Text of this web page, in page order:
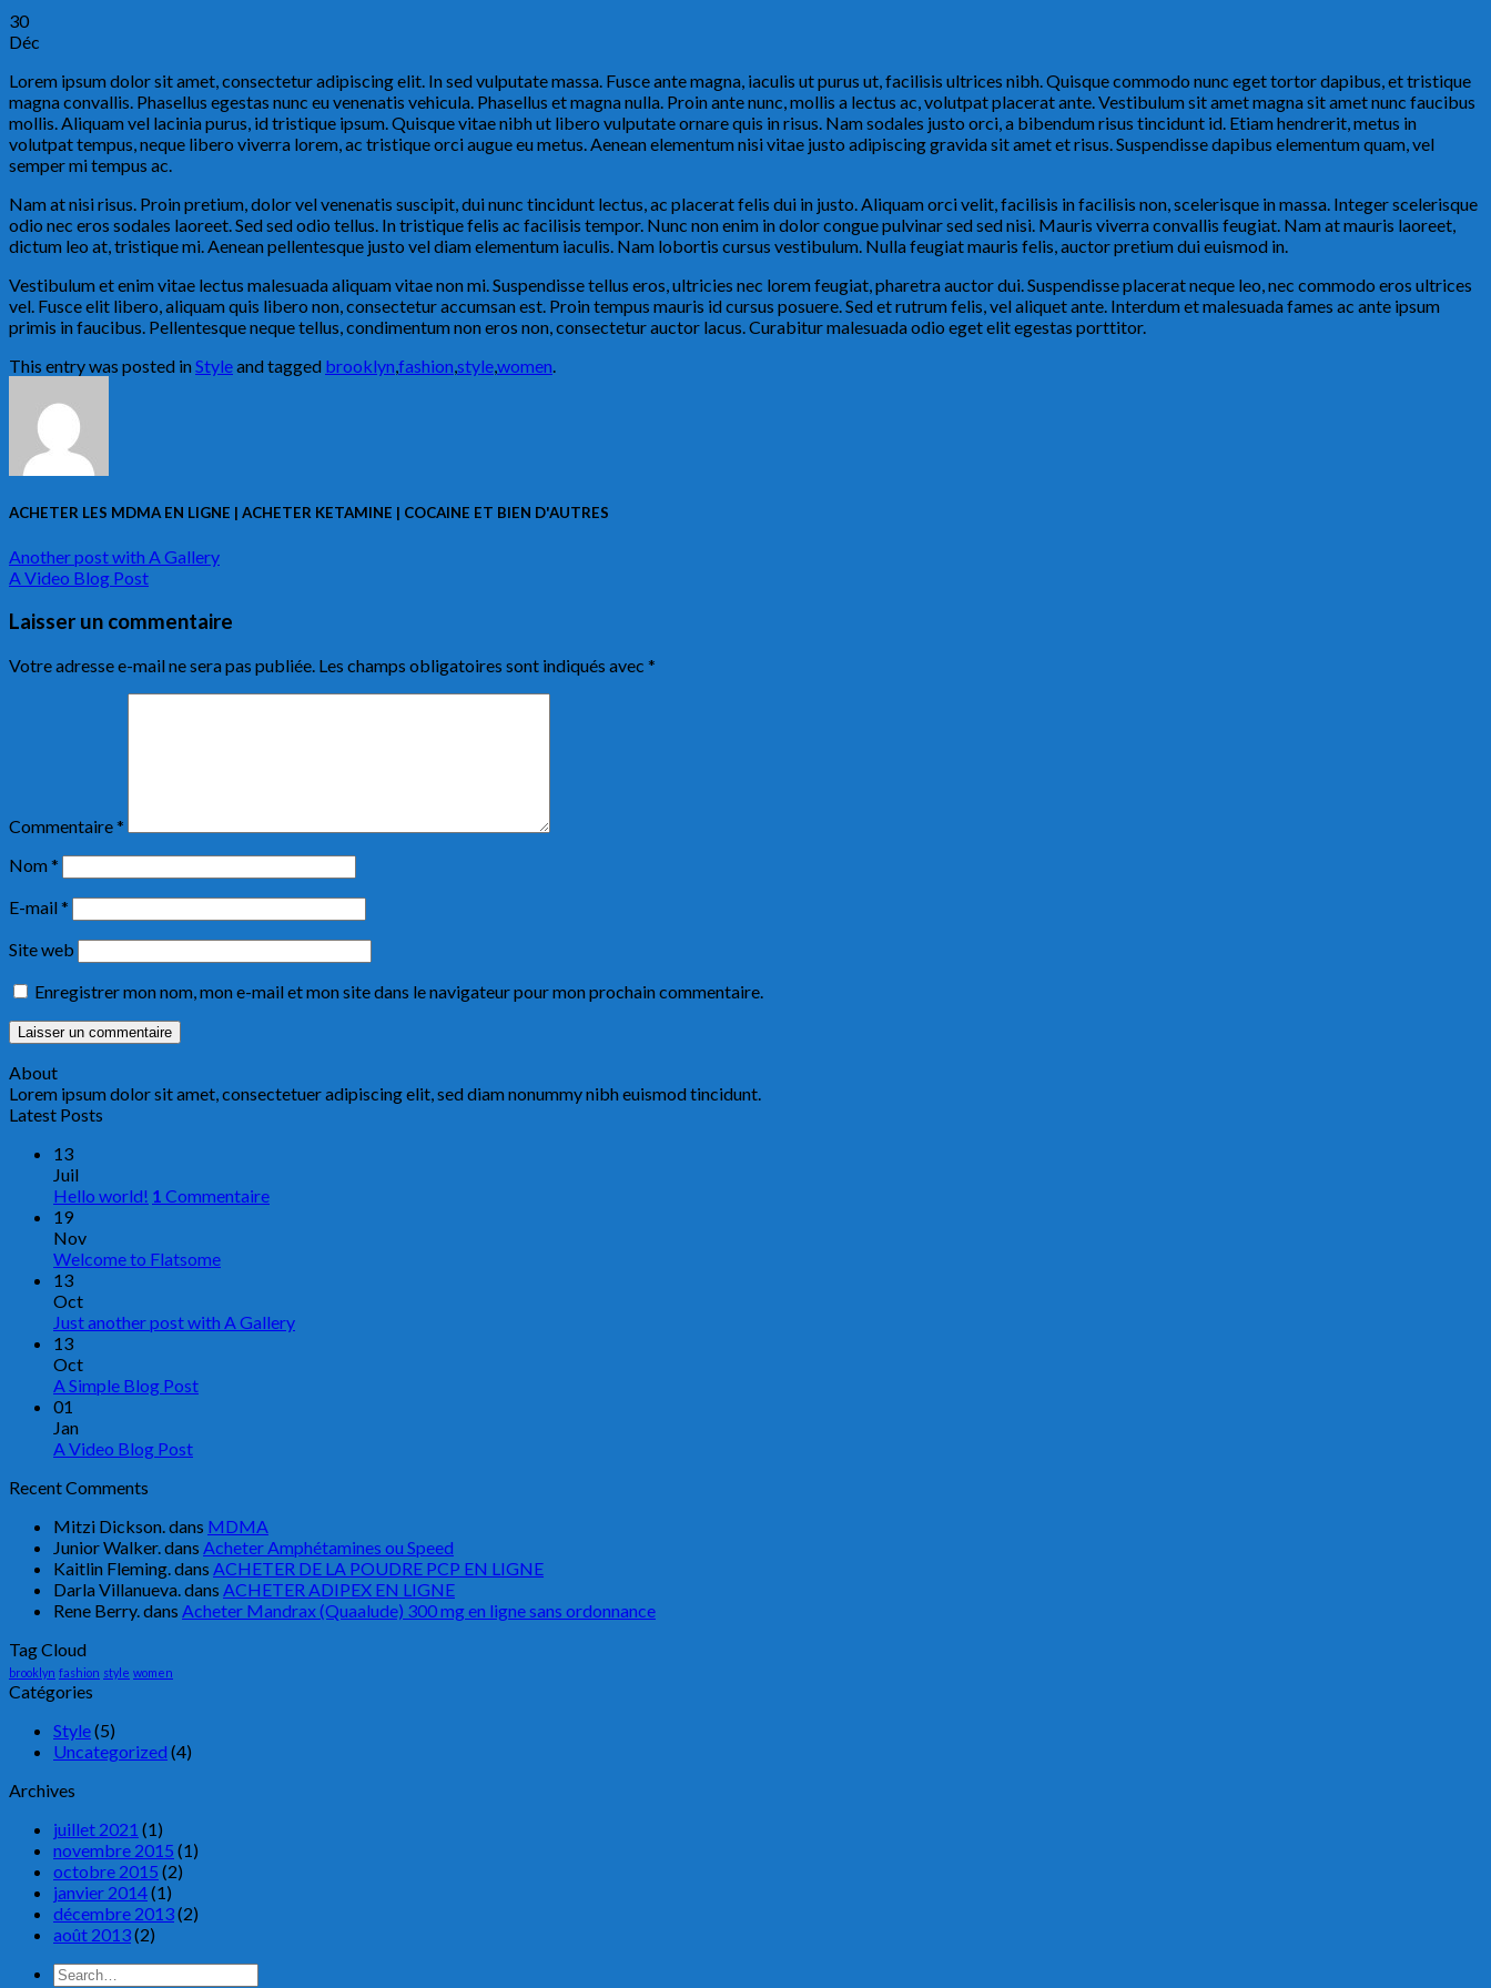
30
Déc
Lorem ipsum dolor sit amet, consectetur adipiscing elit. In sed vulputate massa. Fusce ante magna, iaculis ut purus ut, facilisis ultrices nibh. Quisque commodo nunc eget tortor dapibus, et tristique
magna convallis. Phasellus egestas nunc eu venenatis vehicula. Phasellus et magna nulla. Proin ante nunc, mollis a lectus ac, volutpat placerat ante. Vestibulum sit amet magna sit amet nunc faucibus
mollis. Aliquam vel lacinia purus, id tristique ipsum. Quisque vitae nibh ut libero vulputate ornare quis in risus. Nam sodales justo orci, a bibendum risus tincidunt id. Etiam hendrerit, metus in
volutpat tempus, neque libero viverra lorem, ac tristique orci augue eu metus. Aenean elementum nisi vitae justo adipiscing gravida sit amet et risus. Suspendisse dapibus elementum quam, vel
semper mi tempus ac.
Nam at nisi risus. Proin pretium, dolor vel venenatis suscipit, dui nunc tincidunt lectus, ac placerat felis dui in justo. Aliquam orci velit, facilisis in facilisis non, scelerisque in massa. Integer scelerisque
odio nec eros sodales laoreet. Sed sed odio tellus. In tristique felis ac facilisis tempor. Nunc non enim in dolor congue pulvinar sed sed nisi. Mauris viverra convallis feugiat. Nam at mauris laoreet,
dictum leo at, tristique mi. Aenean pellentesque justo vel diam elementum iaculis. Nam lobortis cursus vestibulum. Nulla feugiat mauris felis, auctor pretium dui euismod in.
Vestibulum et enim vitae lectus malesuada aliquam vitae non mi. Suspendisse tellus eros, ultricies nec lorem feugiat, pharetra auctor dui. Suspendisse placerat neque leo, nec commodo eros ultrices
vel. Fusce elit libero, aliquam quis libero non, consectetur accumsan est. Proin tempus mauris id cursus posuere. Sed et rutrum felis, vel aliquet ante. Interdum et malesuada fames ac ante ipsum
primis in faucibus. Pellentesque neque tellus, condimentum non eros non, consectetur auctor lacus. Curabitur malesuada odio eget elit egestas porttitor.
This entry was posted inStyleand tagged brooklyn,fashion,style,women.
ACHETER LES MDMA EN LIGNE | ACHETER KETAMINE | COCAINE ET BIEN D'AUTRES
Another post with A Gallery
A Video Blog Post
Laisser un commentaire
Votre adresse e-mail ne sera pas publiée. Les champs obligatoires sont indiqués avec *
Commentaire*
Nom*
E-mail*
Site web
Enregistrer mon nom, mon e-mail et mon site dans le navigateur pour mon prochain commentaire.
About
Lorem ipsum dolor sit amet, consectetuer adipiscing elit, sed diam nonummy nibh euismod tincidunt.
Latest Posts
13
Juil
Hello world! 1 Commentaire
19
Nov
Welcome to Flatsome
13
Oct
Just another post with A Gallery
13
Oct
A Simple Blog Post
01
Jan
A Video Blog Post
Recent Comments
Mitzi Dickson. dans MDMA
Junior Walker. dans Acheter Amphétamines ou Speed
Kaitlin Fleming. dans ACHETER DE LA POUDRE PCP EN LIGNE
Darla Villanueva. dans ACHETER ADIPEX EN LIGNE
Rene Berry. dans Acheter Mandrax (Quaalude) 300 mg en ligne sans ordonnance
Tag Cloud
brooklyn fashion style women
Catégories
Style(5)
Uncategorized (4)
Archives
juillet 2021 (1)
novembre 2015 (1)
octobre 2015 (2)
janvier 2014(1)
décembre 2013(2)
août 2013(2)
Search